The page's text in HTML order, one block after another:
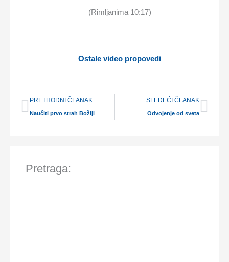
(Rimljanima 10:17)
Ostale video propovedi
Prev
PRETHODNI ČLANAK
Naučiti prvo strah Božiji
SLEDEĆI ČLANAK
Odvojenje od sveta
Pretraga: